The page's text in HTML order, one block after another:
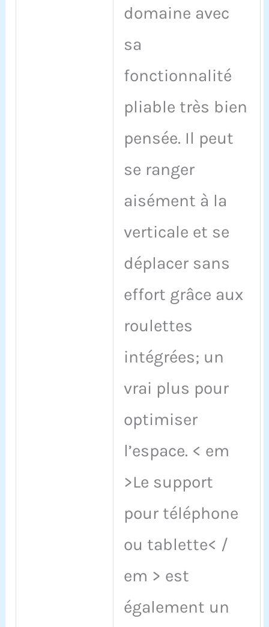
domaine avec
sa
fonctionnalité
pliable très bien
pensée. Il peut
se ranger
aisément à la
verticale et se
déplacer sans
effort grâce aux
roulettes
intégrées; un
vrai plus pour
optimiser
l’espace. < em
>Le support
pour téléphone
ou tablette< /
em > est
également un